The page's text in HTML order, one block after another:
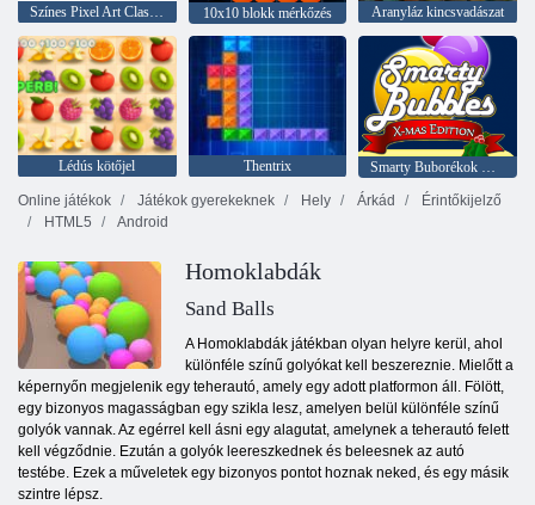
Színes Pixel Art Classic 10x10 blokk mérkőzés Aranyláz kincsvadászat
Lédús kötőjel Thentrix
Smarty Buborékok Xmas Edition
Online játékok
Játékok gyerekeknek Hely Árkád
Érintőkijelző
HTML5
Android
Homoklabdák
Sand Balls
A Homoklabdák játékban olyan helyre kerül, ahol
különféle színű golyókat kell beszereznie. Mielőtt a
képernyőn megjelenik egy teherautó, amely egy adott platformon áll. Fölött,
egy bizonyos magasságban egy szikla lesz, amelyen belül különféle színű
golyók vannak. Az egérrel kell ásni egy alagutat, amelynek a teherautó felett
kell végződnie. Ezután a golyók leereszkednek és beleesnek az autó
testébe. Ezek a műveletek egy bizonyos pontot hoznak neked, és egy másik
szintre lépsz.